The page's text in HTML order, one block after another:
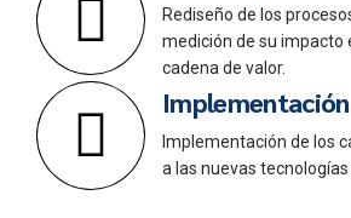
Rediseño de los
medición de su impacto
cadena de valor.
Implementación
Implementación de los
a las nuevas